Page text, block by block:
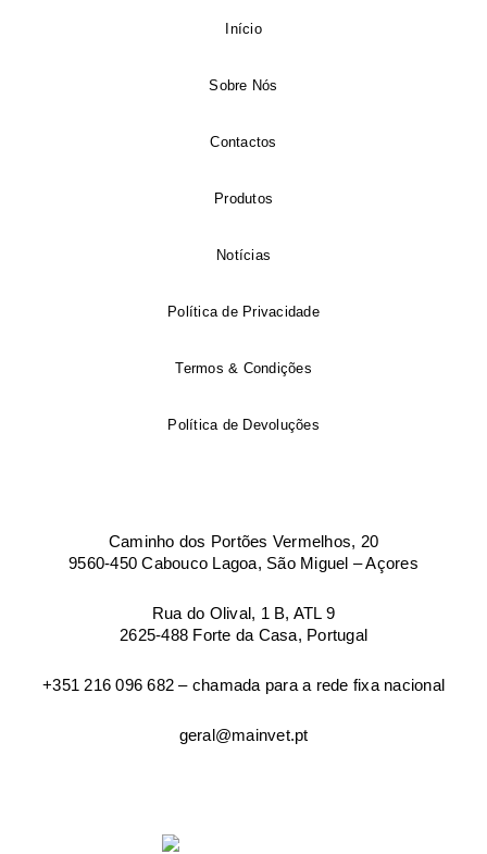
Início
Sobre Nós
Contactos
Produtos
Notícias
Política de Privacidade
Termos & Condições
Política de Devoluções
Caminho dos Portões Vermelhos, 20
9560-450 Cabouco Lagoa, São Miguel – Açores
Rua do Olival, 1 B, ATL 9
2625-488 Forte da Casa, Portugal
+351 216 096 682 – chamada para a rede fixa nacional
geral@mainvet.pt